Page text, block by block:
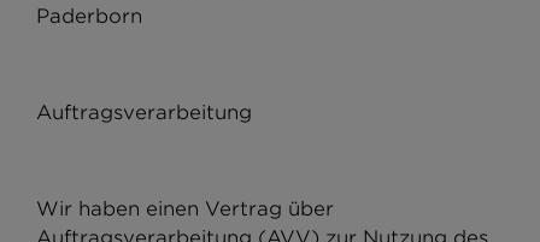
Paderborn
Auftragsverarbeitung
Wir haben einen Vertrag über